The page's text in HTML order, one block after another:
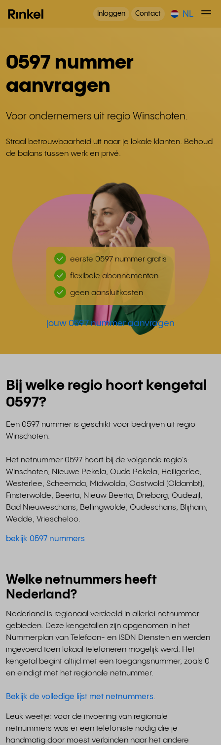
Inloggen Contact NL
0597 nummer
aanvragen
Voor ondernemers uit regio Winschoten.
Straal betrouwbaarheid uit naar je lokale klanten. Behoud
de balans tussen werk en privé.
eerste 0597 nummer gratis
flexibele abonnementen
geen aansluitkosten
jouw 0597 nummer aanvragen
Bij welke regio hoort kengetal
0597?
Een 0597 nummer is geschikt voor bedrijven uit regio
Winschoten.
Het netnummer 0597 hoort bij de volgende regio's:
Winschoten, Nieuwe Pekela, Oude Pekela, Heiligerlee,
Westerlee, Scheemda, Midwolda, Oostwold (Oldambt),
Finsterwolde, Beerta, Nieuw Beerta, Drieborg, Oudezijl,
Bad Nieuweschans, Bellingwolde, Oudeschans, Blijham,
Wedde, Vriescheloo.
bekijk 0597 nummers
Welke netnummers heeft
Nederland?
Nederland is regionaal verdeeld in allerlei netnummer
gebieden. Deze kengetallen zijn opgenomen in het
Nummerplan van Telefoon- en ISDN Diensten en werden
ingevoerd toen lokaal telefoneren mogelijk werd. Het
kengetal begint altijd met een toegangsnummer, zoals 0
en eindigt met het regionale netnummer.
Bekijk de volledige lijst met netnummers.
Leuk weetje: voor de invoering van regionale
netnummers was er een telefoniste nodig die je
handmatig door moest verbinden naar het andere